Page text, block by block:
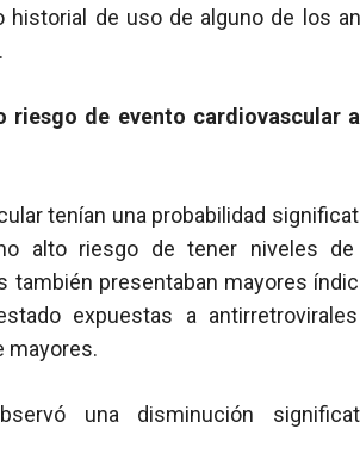
historial de uso de alguno de los
de evento cardiovascular
tenían una probabilidad
alto riesgo de tener niveles de
también presentaban mayores
expuestas a
mayores.
una disminución